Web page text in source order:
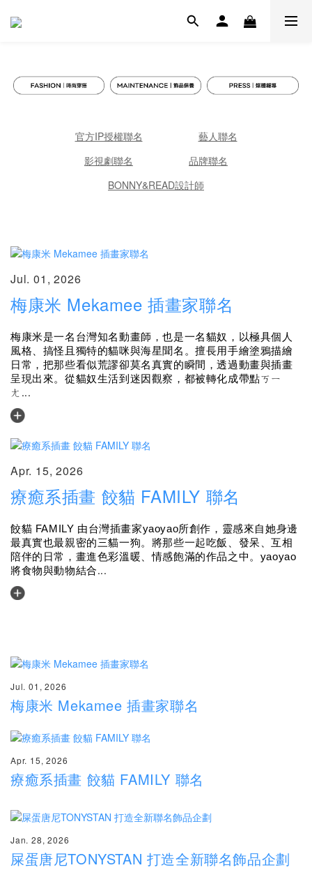
官方IP授權聯名
藝人聯名
影視劇聯名
品牌聯名
BONNY&READ設計師
Jul. 01, 2026
梅康米 Mekamee 插畫家聯名
梅康米是一名台灣知名動畫師，也是一名貓奴，以極具個人
風格、搞怪且獨特的貓咪與海星聞名。擅長用手繪塗鴉描繪
日常，把那些看似荒謬卻莫名真實的瞬間，透過動畫與插畫
呈現出來。從貓奴生活到迷因觀察，都被轉化成帶點ㄎㄧ
ㄤ ...
Apr. 15, 2026
療癒系插畫 餃貓 FAMILY 聯名
餃貓 FAMILY 由台灣插畫家yaoyao所創作，靈感來自她身邊
最真實也最親密的三貓一狗。將那些一起吃飯、發呆、互相
陪伴的日常，畫進色彩溫暖、情感飽滿的作品之中。yaoyao
將食物與動物結合...
Jul. 01, 2026
梅康米 Mekamee 插畫家聯名
Apr. 15, 2026
療癒系插畫 餃貓 FAMILY 聯名
Jan. 28, 2026
屎蛋唐尼TONYSTAN 打造全新聯名飾品企劃